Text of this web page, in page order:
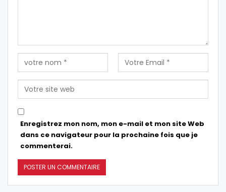
Enregistrez mon nom, mon e-mail et mon site Web
dans ce navigateur pour la prochaine fois que je
commenterai.